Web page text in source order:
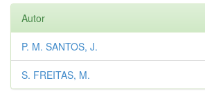
Autor
P. M. SANTOS, J.
S. FREITAS, M.